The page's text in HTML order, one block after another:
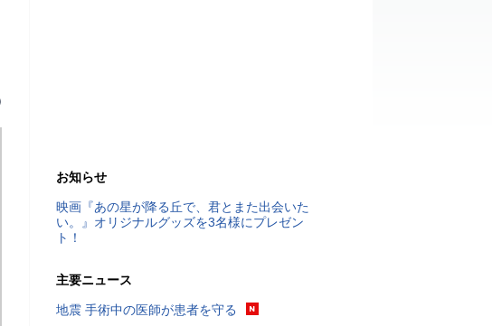
お知らせ
映画『あの星が降る丘で、君とまた出会いた
い。』オリジナルグッズを3名様にプレゼン
ト！
主要ニュース
地震 手術中の医師が患者を守る